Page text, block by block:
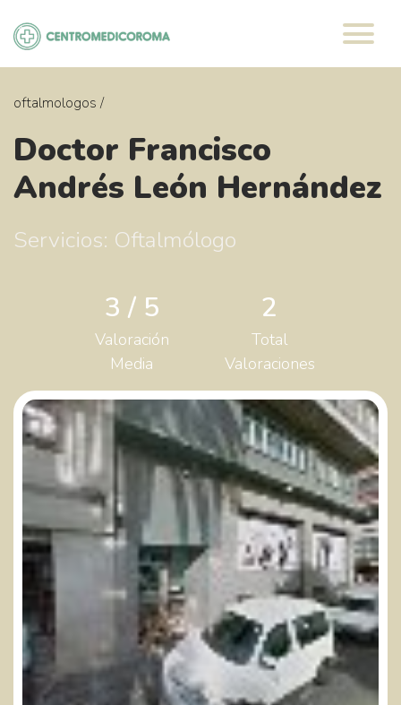
contenido
oftalmologos /
Doctor Francisco
Andrés León Hernández
Servicios: Oftalmólogo
3 / 5
Valoración
Media
2
Total
Valoraciones